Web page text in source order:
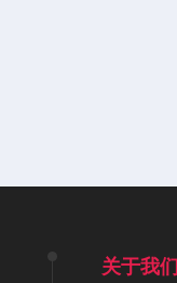
关于我们